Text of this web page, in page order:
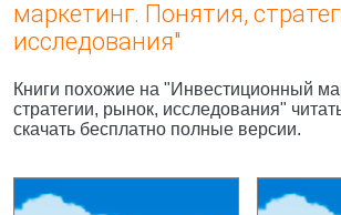
маркетинг. Понятия,
исследования"
Книги похожие на "Инвестиционный
стратегии, рынок, исследования"
скачать бесплатно полные версии.